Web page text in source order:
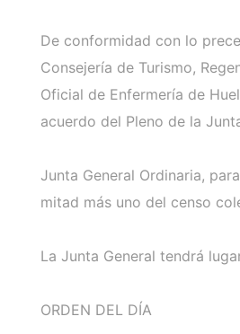
De conformidad con lo
Consejería de Turismo,
Oficial de Enfermería de
acuerdo del Pleno de la
Junta General Ordinaria,
mitad más uno del censo
La Junta General tendrá
ORDEN DEL DÍA